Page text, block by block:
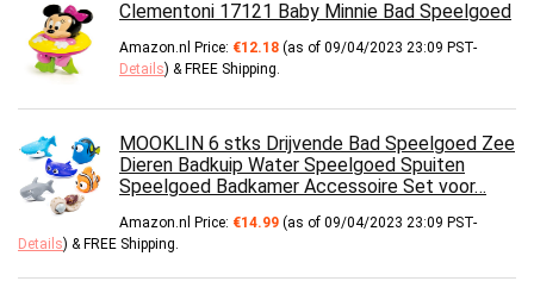
Clementoni 17121 Baby Minnie Bad Speelgoed
Amazon.nl Price: €12.18 (as of 09/04/2023 23:09 PST-
Details) & FREE Shipping.
MOOKLIN 6 stks Drijvende Bad Speelgoed Zee
Dieren Badkuip Water Speelgoed Spuiten
Speelgoed Badkamer Accessoire Set voor…
Amazon.nl Price: €14.99 (as of 09/04/2023 23:09 PST-
Details) & FREE Shipping.